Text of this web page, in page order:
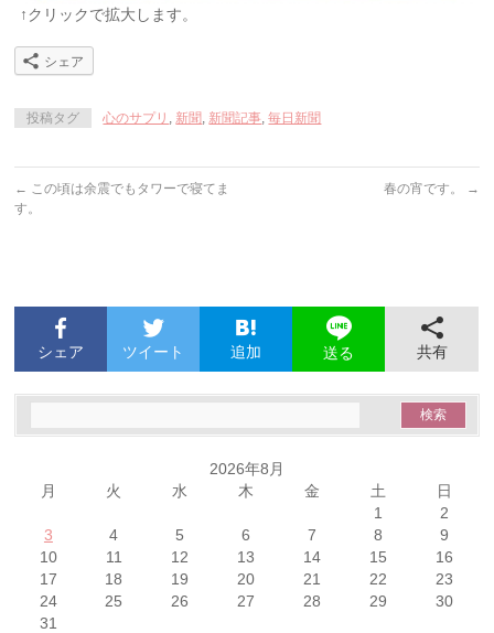
↑クリックで拡大します。
シェア
投稿タグ 心のサプリ 新聞 新聞記事 ,毎日新聞
← この頃は余震でもタワーで寝てま
す。
春の宵です。 →
シェア ツイート 追加 送る 共有
2026年8月
月
火 水 木 金 土 日
1
2
3
4 5 6 7 8
9
10
11 12 13 14 15
16
17
18 19 20 21 22
23
24
25 26 27 28 29
30
31